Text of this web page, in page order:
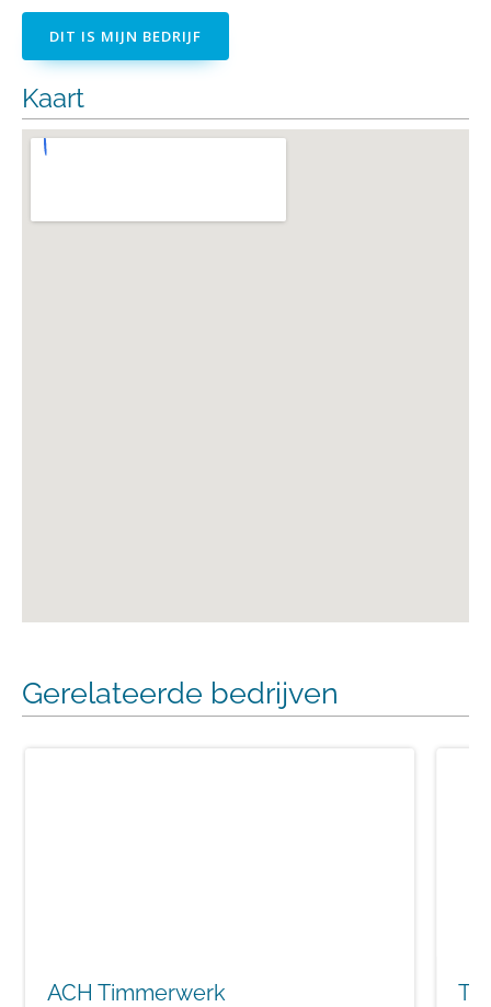
DIT IS MIJN BEDRIJF
Kaart
Gerelateerde bedrijven
ACH Timmerwerk